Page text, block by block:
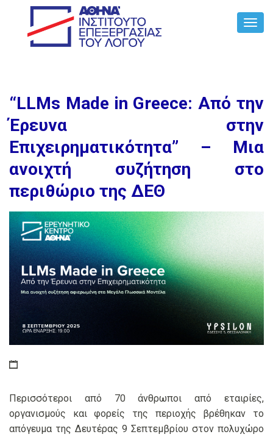
“LLMs Made in Greece: Από την
Έρευνα στην
Επιχειρηματικότητα” – Μια
ανοιχτή συζήτηση στο
περιθώριο της ΔΕΘ
Περισσότεροι από 70 άνθρωποι από εταιρίες,
οργανισμούς και φορείς της περιοχής βρέθηκαν το
απόγευμα της Δευτέρας 9 Σεπτεμβρίου στον πολυχώρο